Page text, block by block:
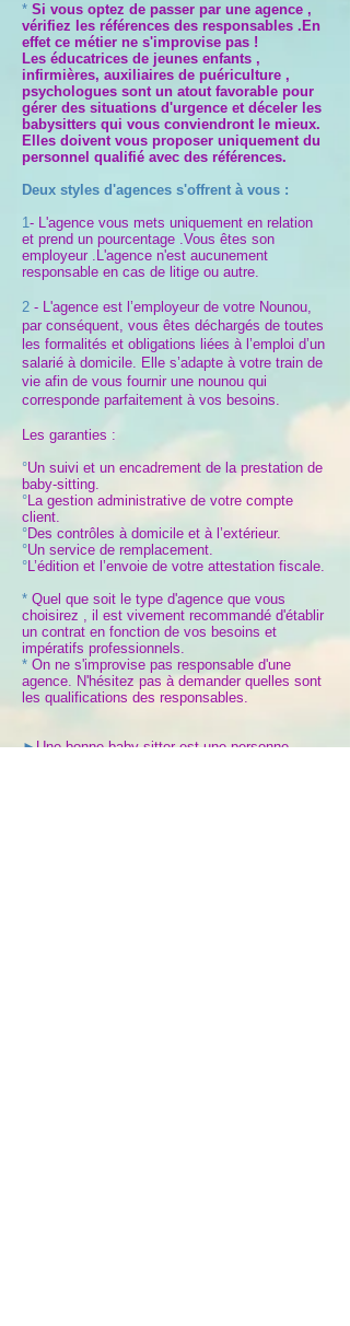
* Si vous optez de passer par une agence ,
vérifiez les références des responsables .En
effet ce métier ne s'improvise pas !
Les éducatrices de jeunes enfants ,
infirmières, auxiliaires de puériculture ,
psychologues sont un atout favorable pour
gérer des situations d'urgence et déceler les
babysitters qui vous conviendront le mieux.
Elles doivent vous proposer uniquement du
personnel qualifié avec des références.
Deux styles d'agences s'offrent à vous :
1- L'agence vous mets uniquement en relation
et prend un pourcentage .Vous êtes son
employeur .L'agence n'est aucunement
responsable en cas de litige ou autre.
2 - L'agence est l’employeur de votre Nounou,
par conséquent, vous êtes déchargés de toutes
les formalités et obligations liées à l’emploi d’un
salarié à domicile. Elle s’adapte à votre train de
vie afin de vous fournir une nounou qui
corresponde parfaitement à vos besoins.
Les garanties :
°Un suivi et un encadrement de la prestation de
baby-sitting.
°La gestion administrative de votre compte
client.
°Des contrôles à domicile et à l’extérieur.
°Un service de remplacement.
°L’édition et l’envoie de votre attestation fiscale.
* Quel que soit le type d'agence que vous
choisirez , il est vivement recommandé d'établir
un contrat en fonction de vos besoins et
impératifs professionnels.
* On ne s'improvise pas responsable d'une
agence. N'hésitez pas à demander quelles sont
les qualifications des responsables.
►Une bonne baby-sitter est une personne